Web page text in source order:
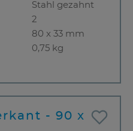
Stahl gezahnt
2
80 x 33 mm
0,75 kg
- 90 x